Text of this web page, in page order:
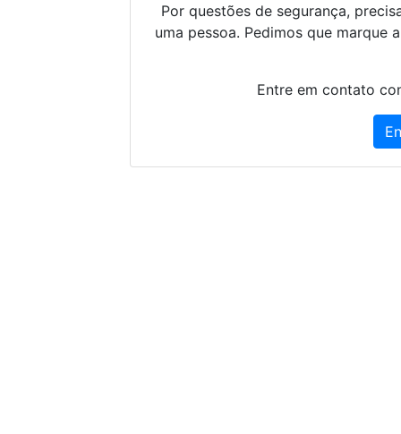
Por questões de segurança,
uma pessoa. Pedimos que marque
Entre em contato